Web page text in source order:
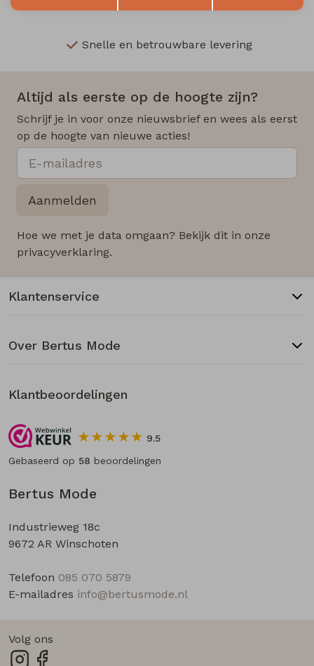
Snelle en betrouwbare levering
Altijd als eerste op de hoogte zijn?
Schrijf je in voor onze nieuwsbrief en wees als eerst
op de hoogte van nieuwe acties!
Aanmelden
Hoe we met je data omgaan? Bekijk dit in onze
privacyverklaring.
Bertus Mode
Industrieweg 18c
9672 AR Winschoten
Telefoon 085 070 5879
E-mailadres info@bertusmode.nl
Klantenservice
Over Bertus Mode
Klantbeoordelingen
9.5
Gebaseerd op 58 beoordelingen
Volg ons